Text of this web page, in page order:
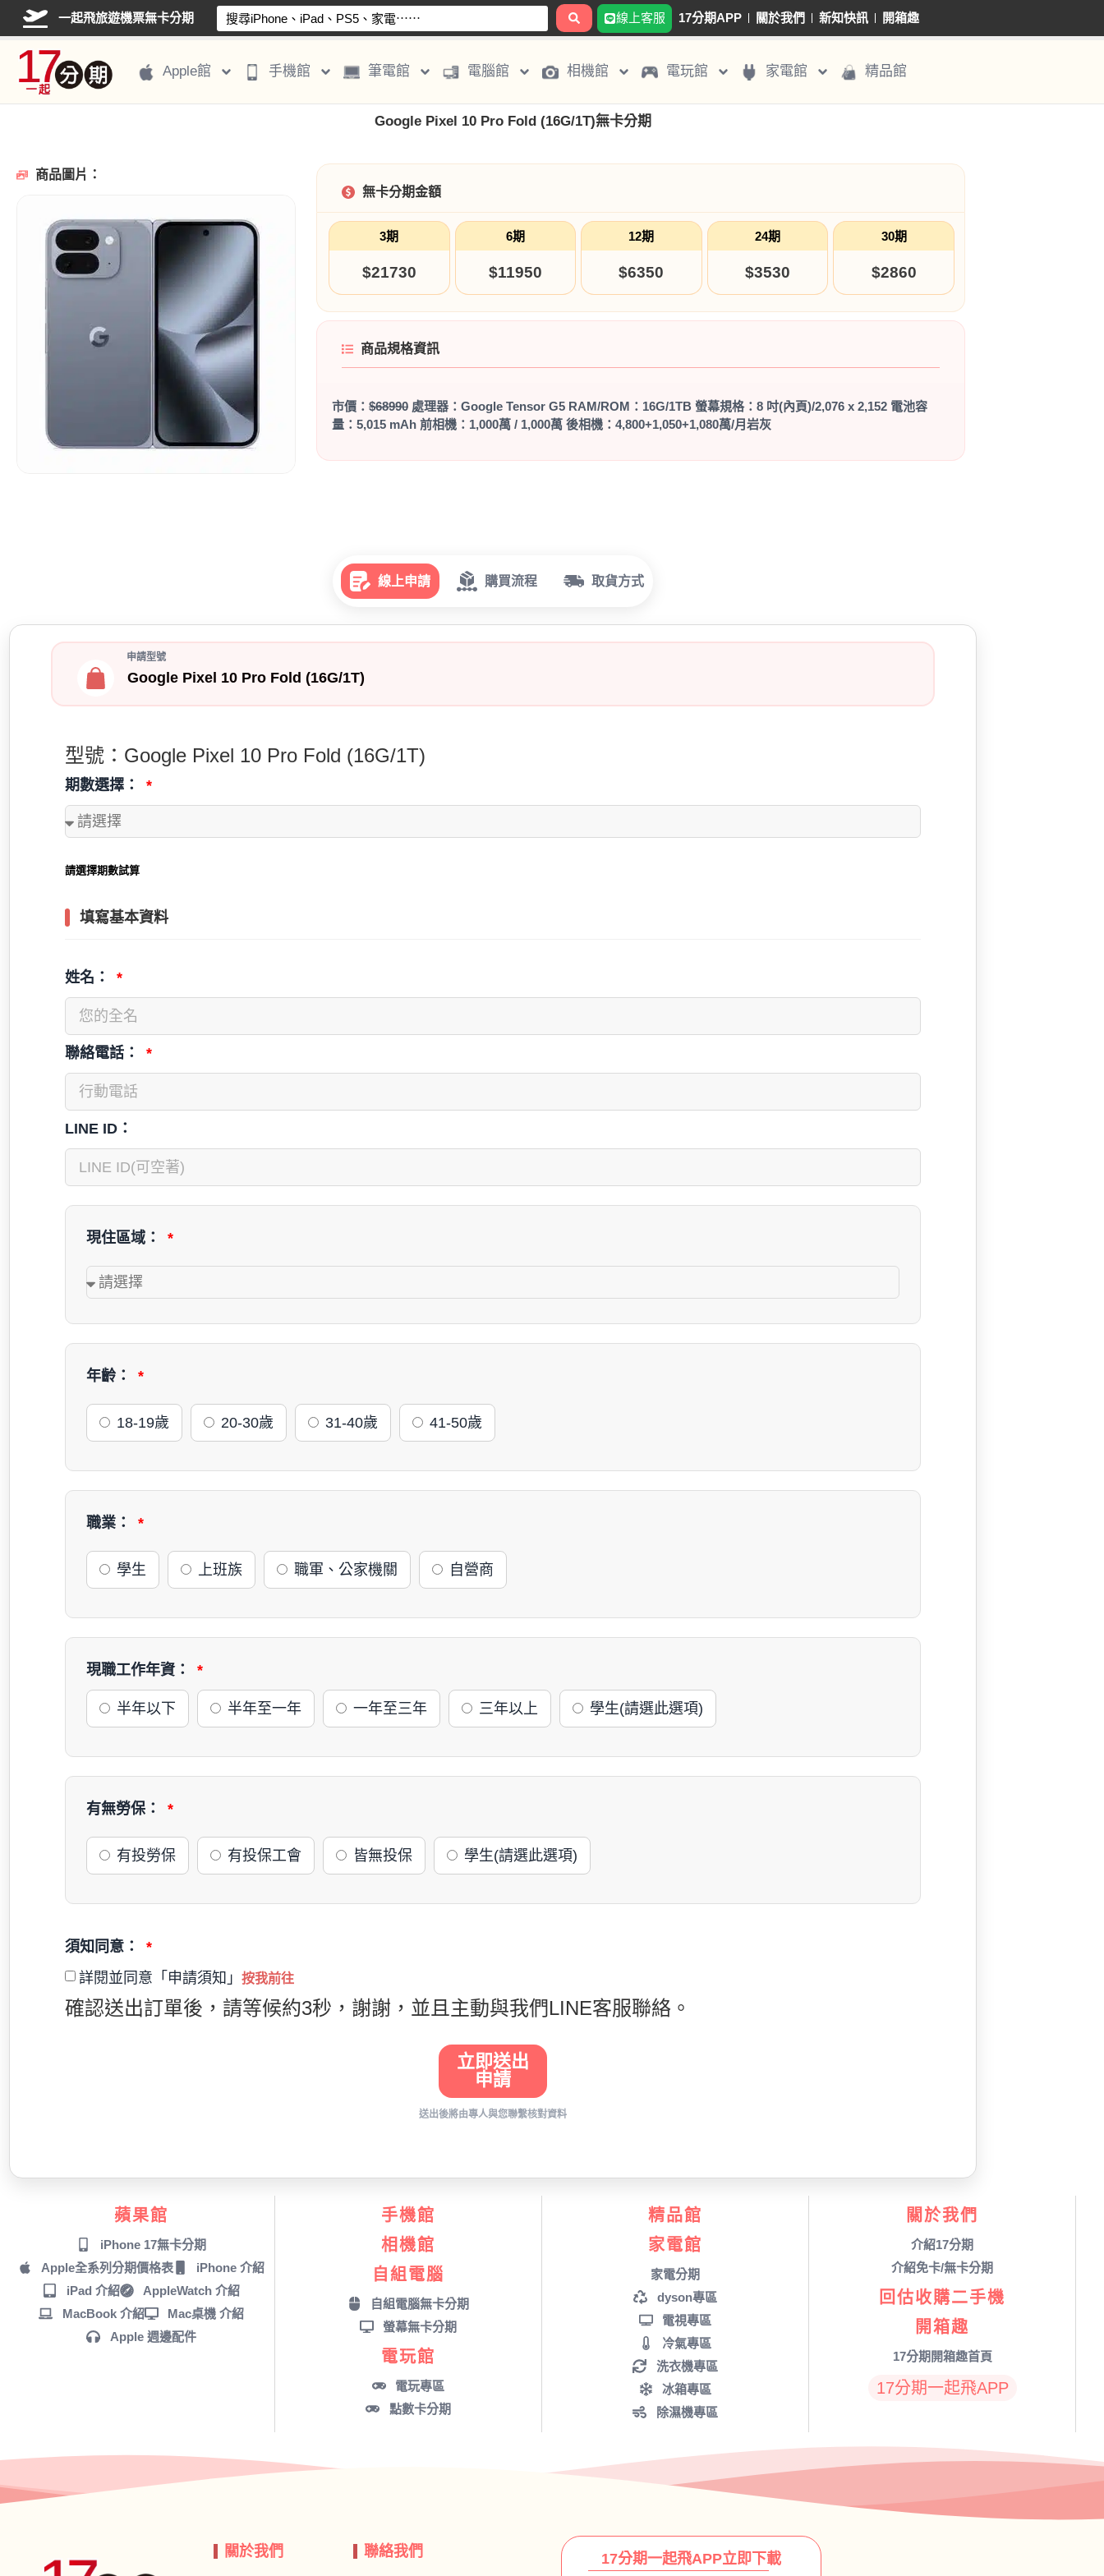
一起飛旅遊機票無卡分期 線上客服 17分期APP 關於我們 新知快訊 開箱趣
Apple館 手機館 筆電館 電腦館 相機館 電玩館 家電館 精品館
Google Pixel 10 Pro Fold (16G/1T)無卡分期
商品圖片：
無卡分期金額
3期
$21730
6期
$11950
12期
$6350
24期
$3530
30期
$2860
商品規格資訊
市價： $68990 處理器：Google Tensor G5 RAM/ROM：16G/1TB 螢幕規格：8 吋(內頁)/2,076 x 2,152 電池容
量：5,015 mAh 前相機：1,000萬 / 1,000萬 後相機：4,800+1,050+1,080萬/月岩灰
線上申請 購買流程 取貨方式
申請型號
Google Pixel 10 Pro Fold (16G/1T)
型號：Google Pixel 10 Pro Fold (16G/1T)
期數選擇：
請選擇期數試算
填寫基本資料
姓名：
聯絡電話：
LINE ID：
現住區域：
年齡：
18-19歲 20-30歲 31-40歲 41-50歲
職業：
學生 上班族 職軍、公家機關 自營商
現職工作年資：
半年以下 半年至一年 一年至三年 三年以上 學生(請選此選項)
有無勞保：
有投勞保 有投保工會 皆無投保 學生(請選此選項)
須知同意：
詳閱並同意「申請須知」 按我前往
確認送出訂單後，請等候約3秒，謝謝，並且主動與我們LINE客服聯絡。
立即送出
申請
蘋果館
iPhone 17無卡分期
Apple全系列分期價格表
iPhone 介紹
iPad 介紹
AppleWatch 介紹
MacBook 介紹
Mac桌機 介紹
Apple 週邊配件
手機館
相機館
自組電腦
自組電腦無卡分期
螢幕無卡分期
電玩館
電玩專區
點數卡分期
精品館
家電館
家電分期
dyson專區
電視專區
冷氣專區
洗衣機專區
冰箱專區
除濕機專區
關於我們
介紹17分期
介紹免卡/無卡分期
回估收購二手機
開箱趣
17分期開箱趣首頁
17分期一起飛APP
關於我們 聯絡我們 17分期一起飛APP立即下載